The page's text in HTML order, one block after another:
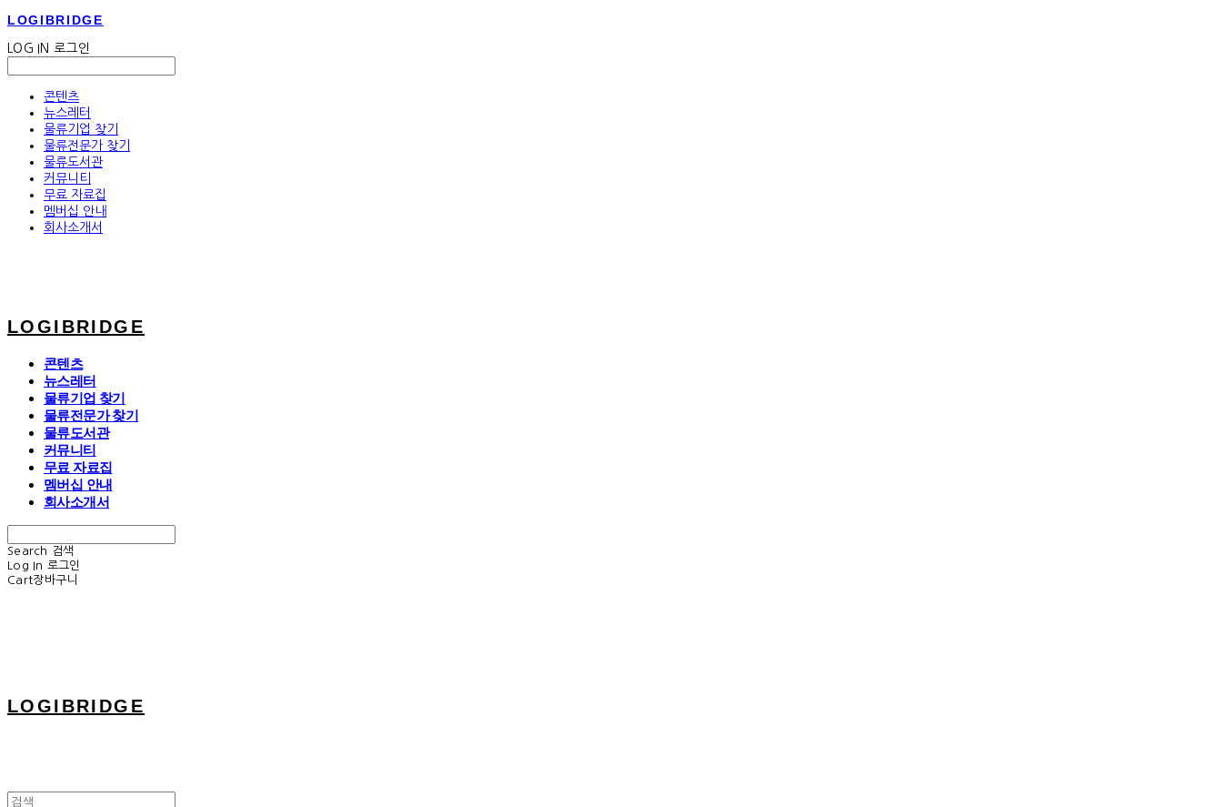
LOGIBRIDGE
LOG IN 로그인
콘텐츠
뉴스레터
물류기업 찾기
물류전문가 찾기
물류도서관
커뮤니티
무료 자료집
멤버십 안내
회사소개서
LOGIBRIDGE
콘텐츠
뉴스레터
물류기업 찾기
물류전문가 찾기
물류도서관
커뮤니티
무료 자료집
멤버십 안내
회사소개서
Search
검색
Log In 로그인
Cart장바구니
LOGIBRIDGE